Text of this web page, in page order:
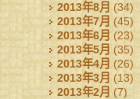
2013年8月 (34)
2013年7月 (45)
2013年6月(23)
2013年5月 (35)
2013年4月 (26)
2013年3月 (13)
2013年2月 (7)